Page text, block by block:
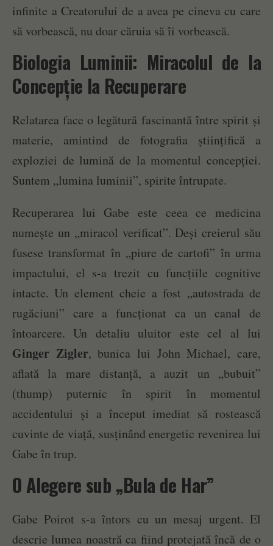
infinite a Creatorului de a avea pe cineva cu care
să vorbească, nu doar căruia să îi vorbească.
Biologia Luminii: Miracolul de la
Concepție la Recuperare
Relatarea face o legătură fascinantă între spirit și
materie, amintind de fotografia științifică a
exploziei de lumină de la momentul concepției.
Suntem „lumina luminii”, spirite întrupate.
Recuperarea lui Gabe este ceea ce medicina
numește un „miracol verificat”. Deși creierul său
fusese transformat în „piure de cartofi” în urma
impactului, el s-a trezit cu funcțiile cognitive
intacte. Un element cheie a fost „autostrada de
rugăciuni” care a funcționat ca un canal de
întoarcere. Un detaliu uluitor este cel al lui
Ginger Zigler, bunica lui John Michael, care,
aflată la mare distanță, a auzit un „bubuit”
(thump) puternic în spirit în momentul
accidentului și a început imediat să rostească
cuvinte de viață, susținând energetic revenirea lui
Gabe în trup.
O Alegere sub „Bula de Har”
Gabe Poirot s-a întors cu un mesaj urgent. El
descrie lumea noastră ca fiind protejată încă de o